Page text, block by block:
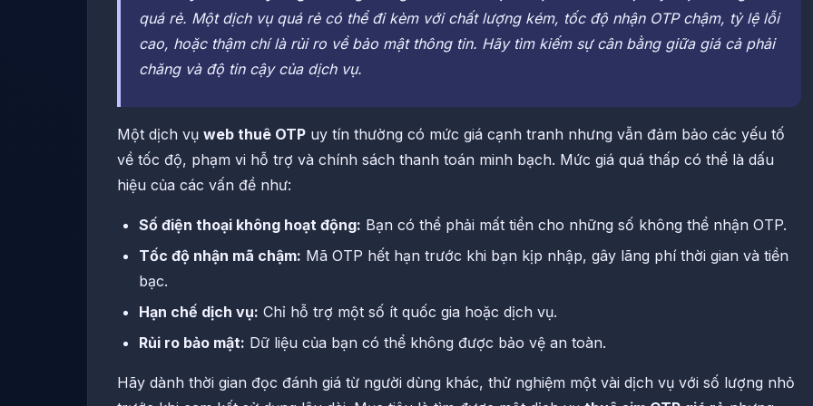
quá rẻ. Một dịch vụ quá rẻ có thể đi kèm với chất lượng kém, tốc độ nhận OTP chậm, tỷ lệ lỗi
cao, hoặc thậm chí là rủi ro về bảo mật thông tin. Hãy tìm kiếm sự cân bằng giữa giá cả phải
chăng và độ tin cậy của dịch vụ.
Một dịch vụ web thuê OTP uy tín thường có mức giá cạnh tranh nhưng vẫn đảm bảo các yếu tố
về tốc độ, phạm vi hỗ trợ và chính sách thanh toán minh bạch. Mức giá quá thấp có thể là dấu
hiệu của các vấn đề như:
Số điện thoại không hoạt động: Bạn có thể phải mất tiền cho những số không thể nhận OTP.
Tốc độ nhận mã chậm: Mã OTP hết hạn trước khi bạn kịp nhập, gây lãng phí thời gian và tiền
bạc.
Hạn chế dịch vụ: Chỉ hỗ trợ một số ít quốc gia hoặc dịch vụ.
Rủi ro bảo mật: Dữ liệu của bạn có thể không được bảo vệ an toàn.
Hãy dành thời gian đọc đánh giá từ người dùng khác, thử nghiệm một vài dịch vụ với số lượng nhỏ